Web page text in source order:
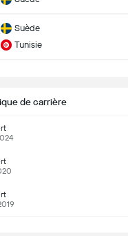
Suède
Tunisie
de carrière